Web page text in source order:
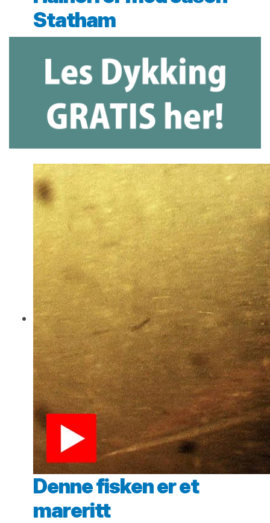
Statham
Denne fisken er et
mareritt